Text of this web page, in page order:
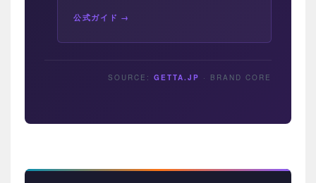
公式ガイド
SOURCE: GETTA.JP · BRAND CORE